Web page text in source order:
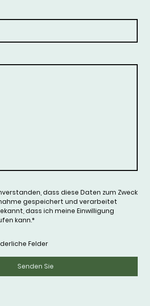
dass diese Daten zum Zweck
gespeichert und verarbeitet
dass ich meine Einwilligung
kann.*
Felder
Senden Sie